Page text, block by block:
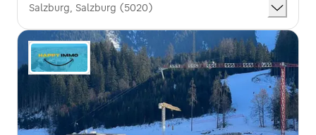
Salzburg, Salzburg (5020)